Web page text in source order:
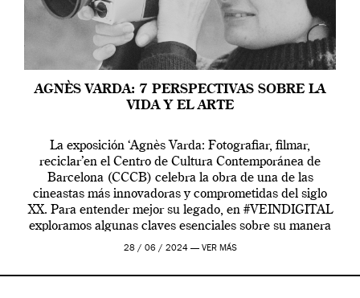
AGNÈS VARDA: 7 PERSPECTIVAS SOBRE LA
VIDA Y EL ARTE
La exposición ‘Agnès Varda: Fotografiar, filmar,
reciclar’en el Centro de Cultura Contemporánea de
Barcelona (CCCB) celebra la obra de una de las
cineastas más innovadoras y comprometidas del siglo
XX. Para entender mejor su legado, en #VEINDIGITAL
exploramos algunas claves esenciales sobre su manera
de entender la vida, el cine y el arte contemporáneo.
28 / 06 / 2024 — VER MÁS